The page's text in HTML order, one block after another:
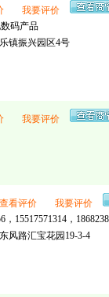
我要评价
码产品
镇振兴园区4号
我要评价
查看评价
我要评价
15517571314，
风路汇宝花园19-3-4